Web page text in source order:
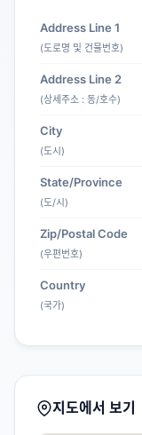
Address Line 1
(도로명 및 건물번호)
Address Line 2
(상세주소 : 동/호수)
City
(도시)
State/Province
(도/시)
Zip/Postal Code
(우편번호)
Country
(국가)
지도에서 보기